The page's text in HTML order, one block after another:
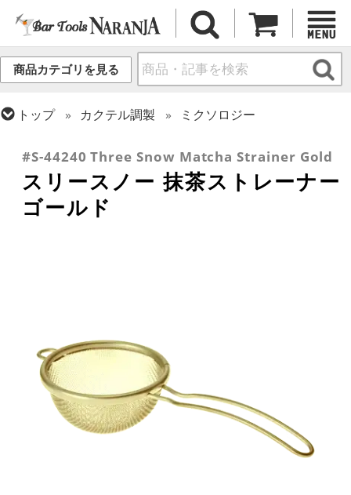
商品カテゴリを見る
トップ カクテル調製
ミクソロジー
#S-44240 Three Snow Matcha Strainer Gold
スリースノー 抹茶ストレーナー
ゴールド